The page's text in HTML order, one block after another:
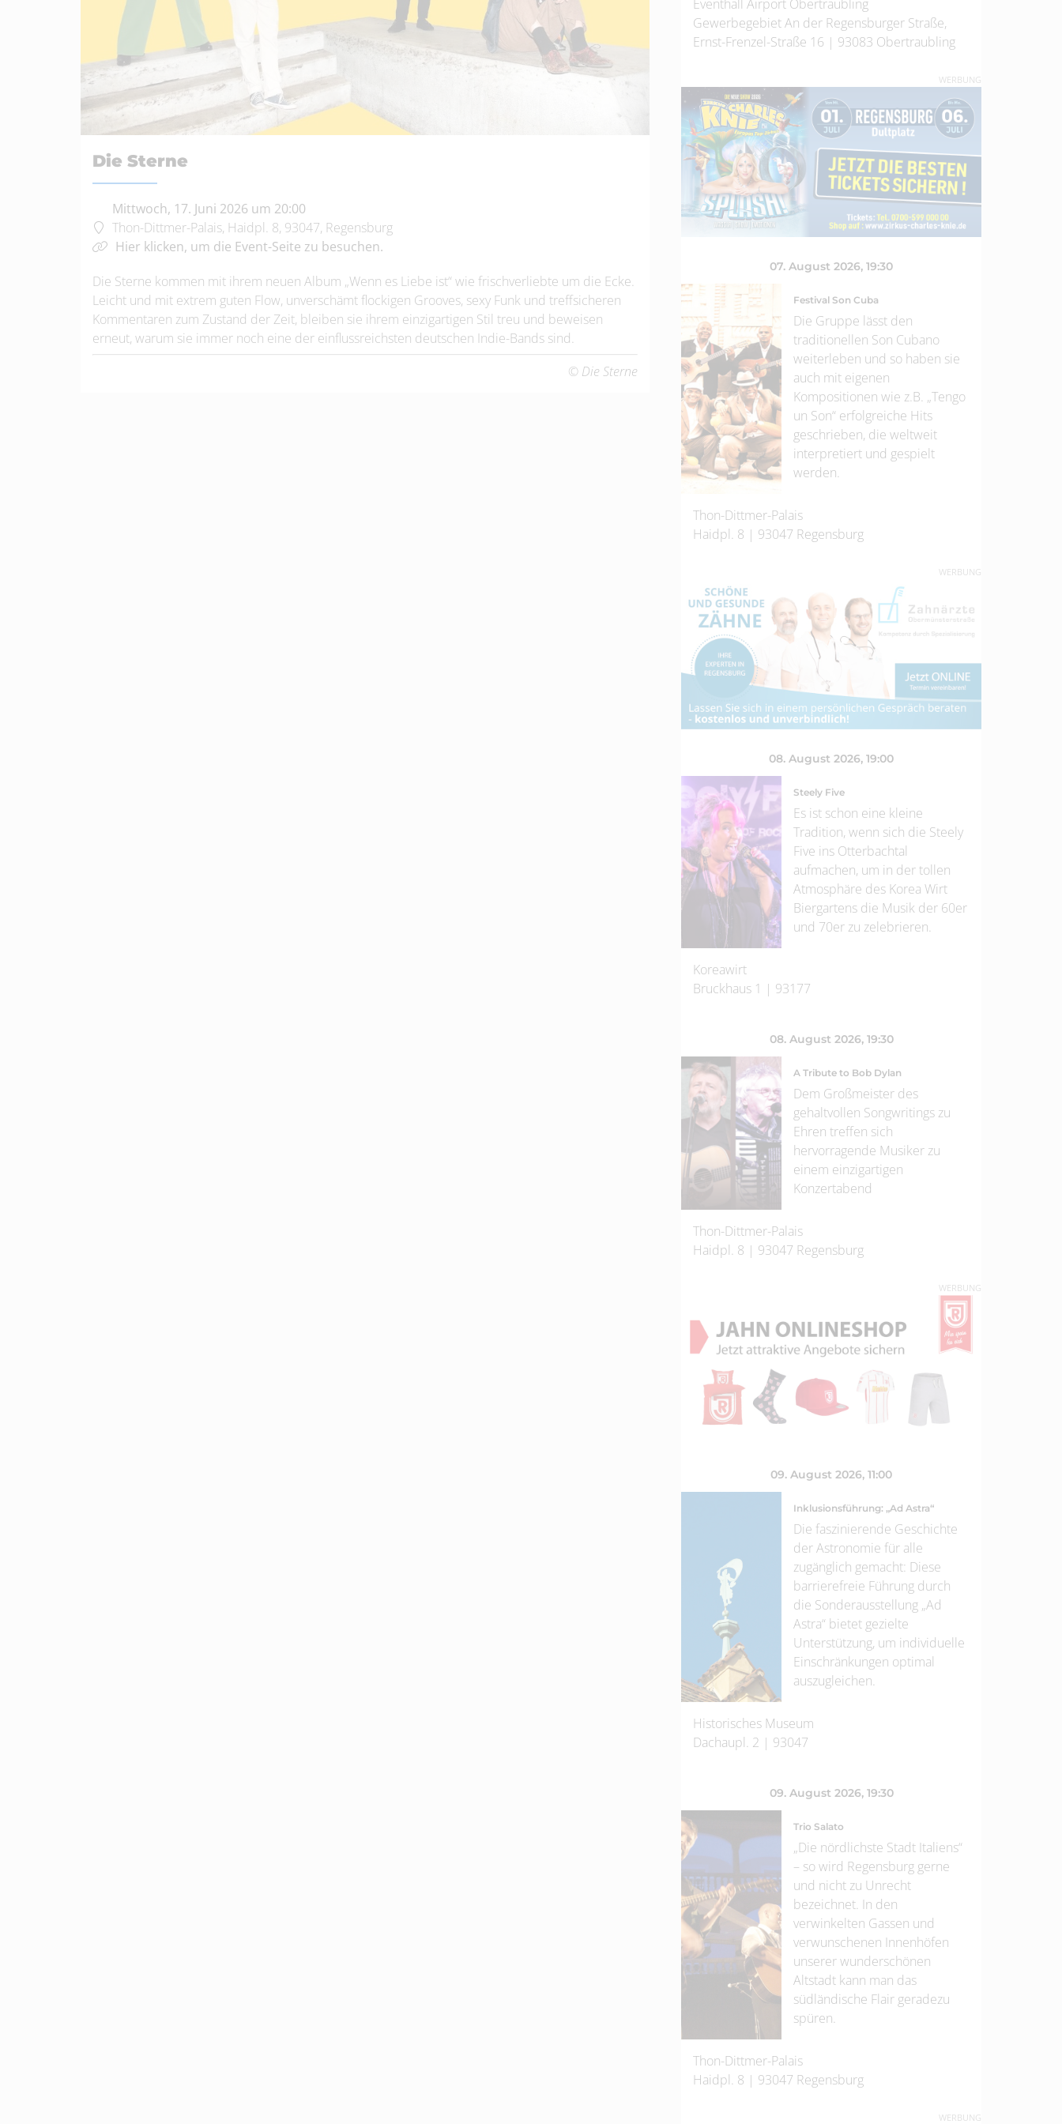
Die Sterne
Mittwoch, 17. Juni 2026 um 20:00
Thon-Dittmer-Palais, Haidpl. 8, 93047, Regensburg
Hier klicken, um die Event-Seite zu besuchen.
Die Sterne kommen mit ihrem neuen Album „Wenn es Liebe ist“ wie frischverliebte um die Ecke.
Leicht und mit extrem guten Flow, unverschämt flockigen Grooves, sexy Funk und treffsicheren
Kommentaren zum Zustand der Zeit, bleiben sie ihrem einzigartigen Stil treu und beweisen
erneut, warum sie immer noch eine der einflussreichsten deutschen Indie-Bands sind.
© Die Sterne
Eventhall Airport Obertraubling
Gewerbegebiet An der Regensburger Straße,
Ernst-Frenzel-Straße 16 | 93083 Obertraubling
WERBUNG
07. August 2026, 19:30
Festival Son Cuba
Die Gruppe lässt den
traditionellen Son Cubano
weiterleben und so haben sie
auch mit eigenen
Kompositionen wie z.B. „Tengo
un Son“ erfolgreiche Hits
geschrieben, die weltweit
interpretiert und gespielt
werden.
Thon-Dittmer-Palais
Haidpl. 8 | 93047 Regensburg
WERBUNG
08. August 2026, 19:00
Steely Five
Es ist schon eine kleine
Tradition, wenn sich die Steely
Five ins Otterbachtal
aufmachen, um in der tollen
Atmosphäre des Korea Wirt
Biergartens die Musik der 60er
und 70er zu zelebrieren.
Koreawirt
Bruckhaus 1 | 93177
08. August 2026, 19:30
A Tribute to Bob Dylan
Dem Großmeister des
gehaltvollen Songwritings zu
Ehren treffen sich
hervorragende Musiker zu
einem einzigartigen
Konzertabend
Thon-Dittmer-Palais
Haidpl. 8 | 93047 Regensburg
WERBUNG
09. August 2026, 11:00
Inklusionsführung: „Ad Astra“
Die faszinierende Geschichte
der Astronomie für alle
zugänglich gemacht: Diese
barrierefreie Führung durch
die Sonderausstellung „Ad
Astra“ bietet gezielte
Unterstützung, um individuelle
Einschränkungen optimal
auszugleichen.
Historisches Museum
Dachaupl. 2 | 93047
09. August 2026, 19:30
Trio Salato
„Die nördlichste Stadt Italiens“
– so wird Regensburg gerne
und nicht zu Unrecht
bezeichnet. In den
verwinkelten Gassen und
verwunschenen Innenhöfen
unserer wunderschönen
Altstadt kann man das
südländische Flair geradezu
spüren.
Thon-Dittmer-Palais
Haidpl. 8 | 93047 Regensburg
WERBUNG